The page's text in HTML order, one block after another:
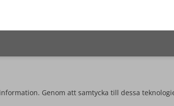
Genom att samtycka till dessa